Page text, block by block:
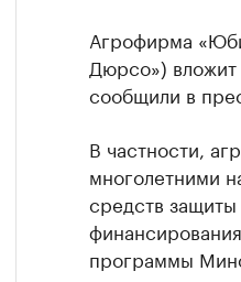
Агрофирма
Дюрсо»)
сообщили в
В частности,
многолетними
средств
программы